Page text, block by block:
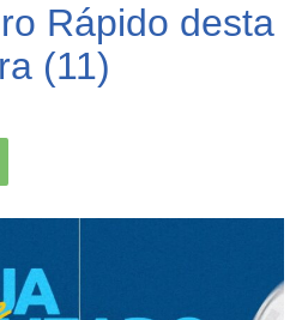
Rápido desta
(11)